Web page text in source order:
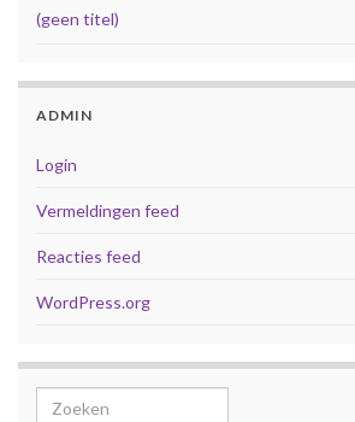
(geen titel)
ADMIN
Login
Vermeldingen feed
Reacties feed
WordPress.org
Search for: